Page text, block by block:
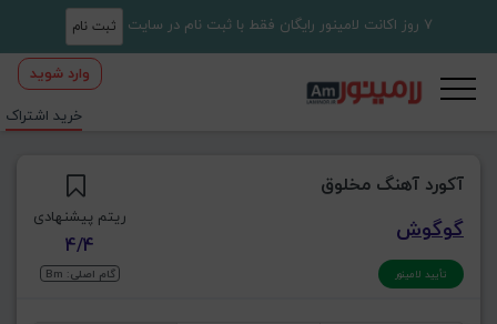
7 روز اکانت لامینور رایگان فقط با ثبت نام در سایت ثبت نام
وارد شوید
خرید اشتراک
آکورد آهنگ مخلوق
گوگوش
تأیید لامینور
ریتم پیشنهادی
4/4
گام اصلی: Bm